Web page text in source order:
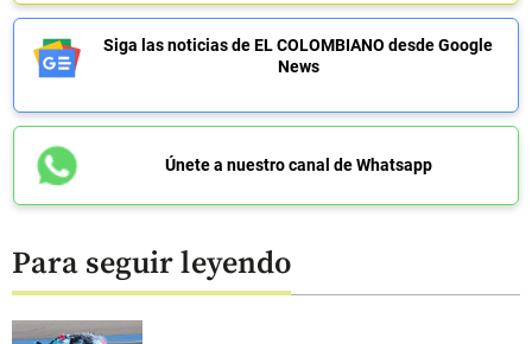
Siga las noticias de EL COLOMBIANO desde Google
News
Únete a nuestro canal de Whatsapp
Para seguir leyendo